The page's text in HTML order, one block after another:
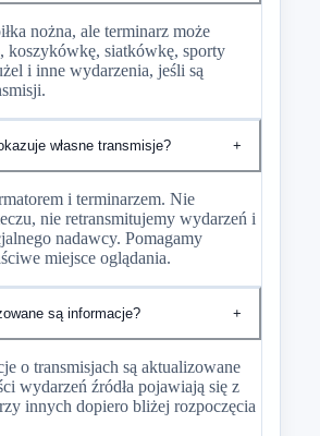
nożna, ale terminarz może
koszykówkę, siatkówkę, sporty
i inne wydarzenia, jeśli są
własne transmisje? +
i terminarzem. Nie
nie retransmitujemy wydarzeń i
nadawcy. Pomagamy
miejsce oglądania.
są informacje? +
o transmisjach są aktualizowane
wydarzeń źródła pojawiają się z
innych dopiero bliżej rozpoczęcia